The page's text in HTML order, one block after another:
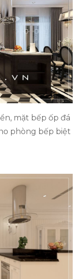
mặt bếp ốp đá
phòng bếp biệt